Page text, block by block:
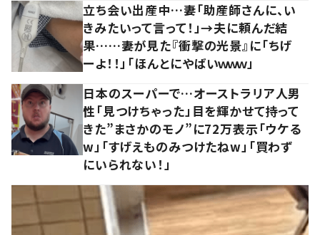
立ち会い出産中…妻「助産師さんに、い
きみたいって言って！」→夫に頼んだ結
果……妻が見た『衝撃の光景』に「ちげ
ーよ！！」「ほんとにやばいｗｗｗ」
日本のスーパーで…オーストラリア人男
性「見つけちゃった」目を輝かせて持って
きた”まさかのモノ”に72万表示「ウケる
w」「すげえものみつけたねw」「買わず
にいられない！」